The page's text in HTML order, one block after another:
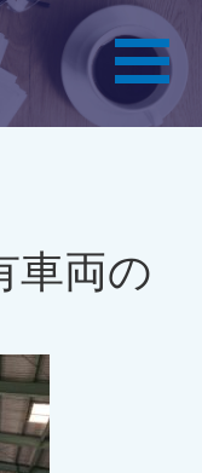
車両の